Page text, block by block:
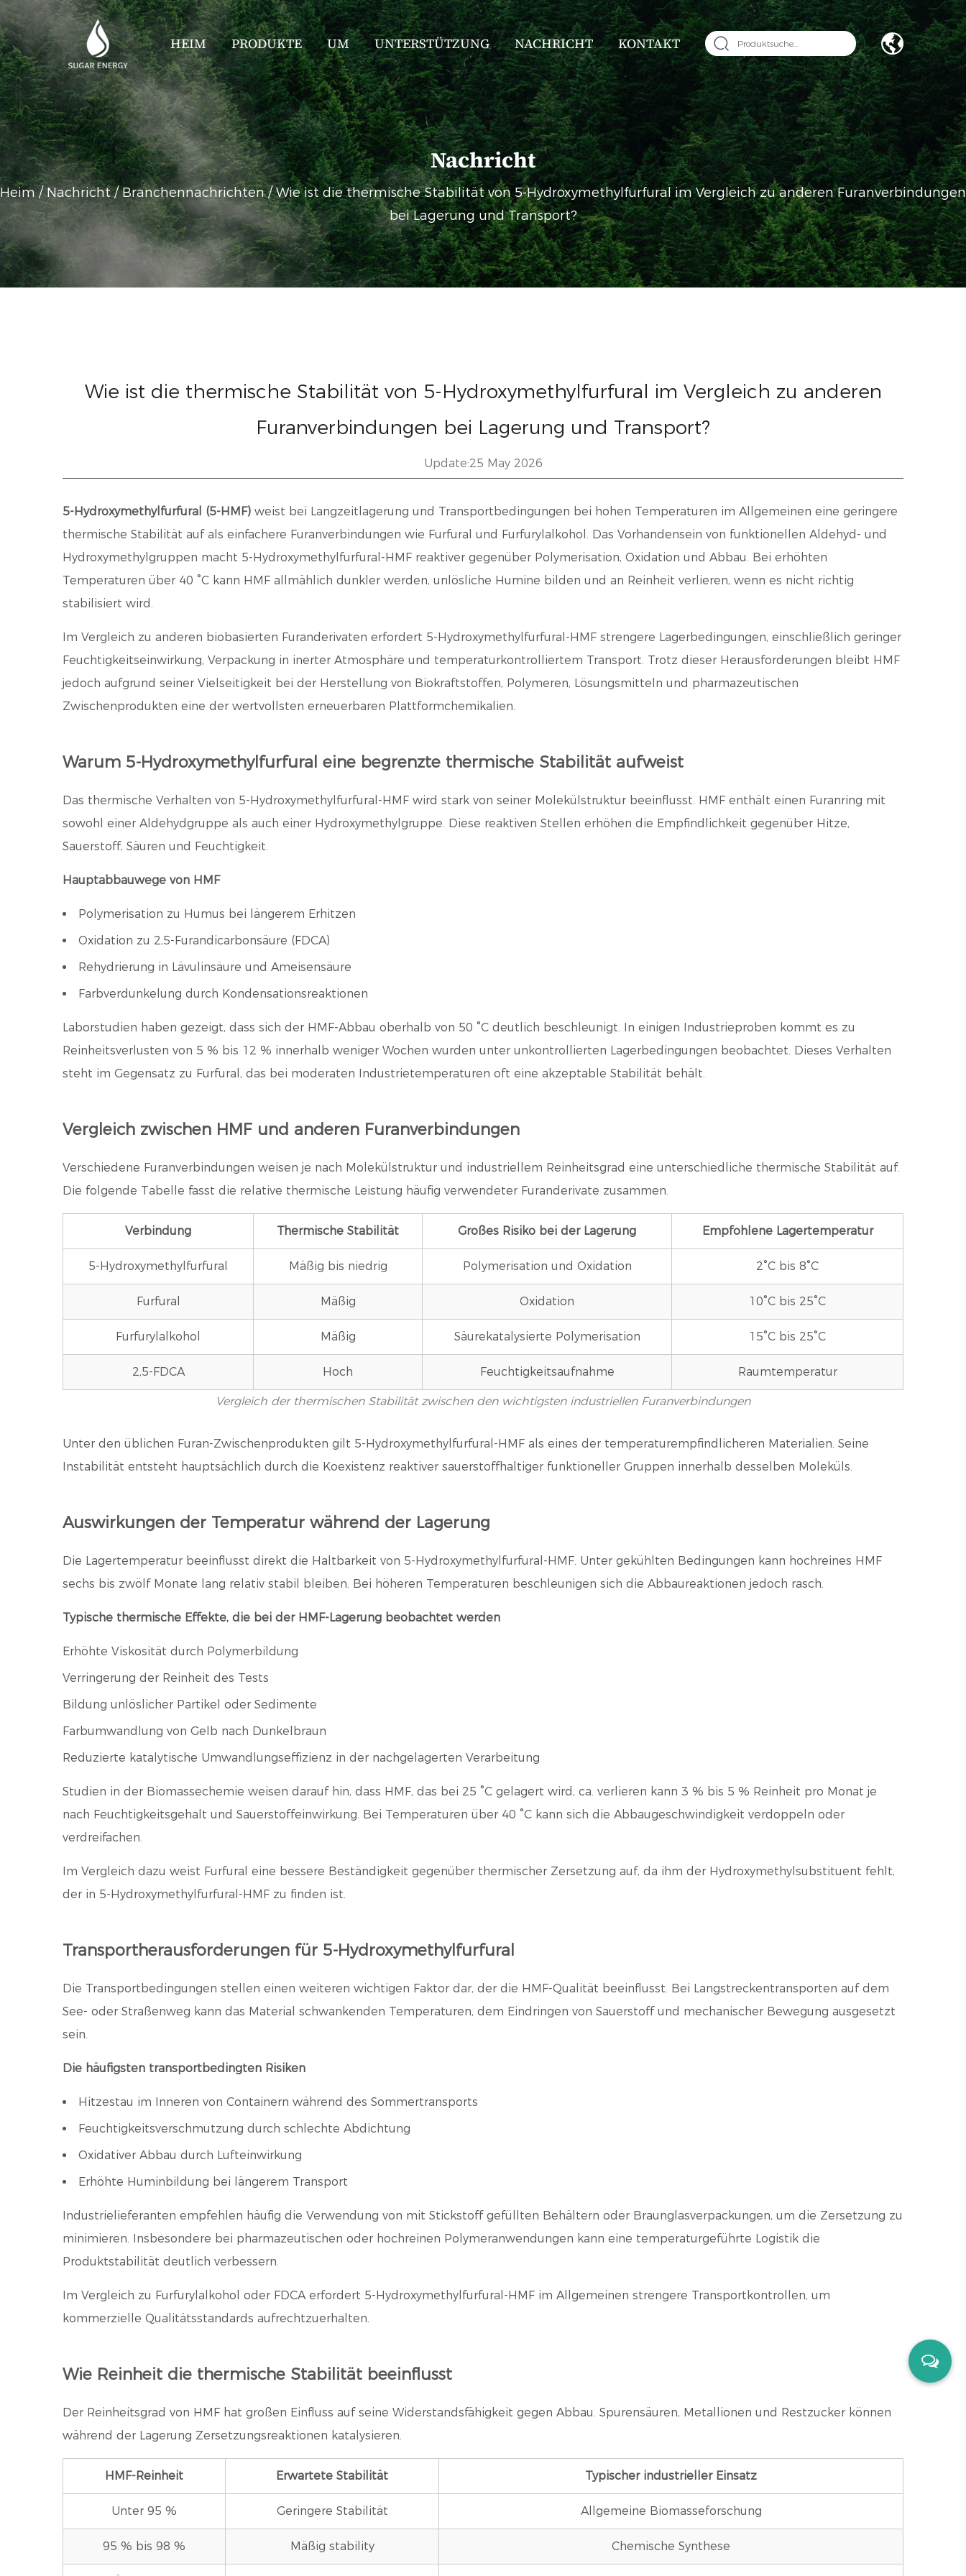
HEIM PRODUKTE UM UNTERSTÜTZUNG NACHRICHT KONTAKT
Nachricht
Heim /Nachricht/Branchennachrichten/Wie ist die thermische Stabilität von 5-Hydroxymethylfurfural im Vergleich zu anderen Furanverbindungen
bei Lagerung und Transport?
Wie ist die thermische Stabilität von 5-Hydroxymethylfurfural im Vergleich zu anderen
Furanverbindungen bei Lagerung und Transport?
Update:25 May 2026
5-Hydroxymethylfurfural (5-HMF) weist bei Langzeitlagerung und Transportbedingungen bei hohen Temperaturen im Allgemeinen eine geringere
thermische Stabilität auf als einfachere Furanverbindungen wie Furfural und Furfurylalkohol. Das Vorhandensein von funktionellen Aldehyd- und
Hydroxymethylgruppen macht 5-Hydroxymethylfurfural-HMF reaktiver gegenüber Polymerisation, Oxidation und Abbau. Bei erhöhten
Temperaturen über 40 °C kann HMF allmählich dunkler werden, unlösliche Humine bilden und an Reinheit verlieren, wenn es nicht richtig
stabilisiert wird.
Im Vergleich zu anderen biobasierten Furanderivaten erfordert 5-Hydroxymethylfurfural-HMF strengere Lagerbedingungen, einschließlich geringer
Feuchtigkeitseinwirkung, Verpackung in inerter Atmosphäre und temperaturkontrolliertem Transport. Trotz dieser Herausforderungen bleibt HMF
jedoch aufgrund seiner Vielseitigkeit bei der Herstellung von Biokraftstoffen, Polymeren, Lösungsmitteln und pharmazeutischen
Zwischenprodukten eine der wertvollsten erneuerbaren Plattformchemikalien.
Warum 5-Hydroxymethylfurfural eine begrenzte thermische Stabilität aufweist
Das thermische Verhalten von 5-Hydroxymethylfurfural-HMF wird stark von seiner Molekülstruktur beeinflusst. HMF enthält einen Furanring mit
sowohl einer Aldehydgruppe als auch einer Hydroxymethylgruppe. Diese reaktiven Stellen erhöhen die Empfindlichkeit gegenüber Hitze,
Sauerstoff, Säuren und Feuchtigkeit.
Hauptabbauwege von HMF
Polymerisation zu Humus bei längerem Erhitzen
Oxidation zu 2,5-Furandicarbonsäure (FDCA)
Rehydrierung in Lävulinsäure und Ameisensäure
Farbverdunkelung durch Kondensationsreaktionen
Laborstudien haben gezeigt, dass sich der HMF-Abbau oberhalb von 50 °C deutlich beschleunigt. In einigen Industrieproben kommt es zu
Reinheitsverlusten von 5 % bis 12 % innerhalb weniger Wochen wurden unter unkontrollierten Lagerbedingungen beobachtet. Dieses Verhalten
steht im Gegensatz zu Furfural, das bei moderaten Industrietemperaturen oft eine akzeptable Stabilität behält.
Vergleich zwischen HMF und anderen Furanverbindungen
Verschiedene Furanverbindungen weisen je nach Molekülstruktur und industriellem Reinheitsgrad eine unterschiedliche thermische Stabilität auf.
Die folgende Tabelle fasst die relative thermische Leistung häufig verwendeter Furanderivate zusammen.
Vergleich der thermischen Stabilität zwischen den wichtigsten industriellen Furanverbindungen
Verbindung Thermische Stabilität Großes Risiko bei der Lagerung Empfohlene Lagertemperatur
5-Hydroxymethylfurfural Mäßig bis niedrig Polymerisation und Oxidation 2°C bis 8°C
Furfural Mäßig Oxidation 10°C bis 25°C
Furfurylalkohol Mäßig Säurekatalysierte Polymerisation 15°C bis 25°C
2,5-FDCA Hoch Feuchtigkeitsaufnahme Raumtemperatur
Unter den üblichen Furan-Zwischenprodukten gilt 5-Hydroxymethylfurfural-HMF als eines der temperaturempfindlicheren Materialien. Seine
Instabilität entsteht hauptsächlich durch die Koexistenz reaktiver sauerstoffhaltiger funktioneller Gruppen innerhalb desselben Moleküls.
Auswirkungen der Temperatur während der Lagerung
Die Lagertemperatur beeinflusst direkt die Haltbarkeit von 5-Hydroxymethylfurfural-HMF. Unter gekühlten Bedingungen kann hochreines HMF
sechs bis zwölf Monate lang relativ stabil bleiben. Bei höheren Temperaturen beschleunigen sich die Abbaureaktionen jedoch rasch.
Typische thermische Effekte, die bei der HMF-Lagerung beobachtet werden
Erhöhte Viskosität durch Polymerbildung
Verringerung der Reinheit des Tests
Bildung unlöslicher Partikel oder Sedimente
Farbumwandlung von Gelb nach Dunkelbraun
Reduzierte katalytische Umwandlungseffizienz in der nachgelagerten Verarbeitung
Studien in der Biomassechemie weisen darauf hin, dass HMF, das bei 25 °C gelagert wird, ca. verlieren kann 3 % bis 5 % Reinheit pro Monat je
nach Feuchtigkeitsgehalt und Sauerstoffeinwirkung. Bei Temperaturen über 40 °C kann sich die Abbaugeschwindigkeit verdoppeln oder
verdreifachen.
Im Vergleich dazu weist Furfural eine bessere Beständigkeit gegenüber thermischer Zersetzung auf, da ihm der Hydroxymethylsubstituent fehlt,
der in 5-Hydroxymethylfurfural-HMF zu finden ist.
Transportherausforderungen für 5-Hydroxymethylfurfural
Die Transportbedingungen stellen einen weiteren wichtigen Faktor dar, der die HMF-Qualität beeinflusst. Bei Langstreckentransporten auf dem
See- oder Straßenweg kann das Material schwankenden Temperaturen, dem Eindringen von Sauerstoff und mechanischer Bewegung ausgesetzt
sein.
Die häufigsten transportbedingten Risiken
Hitzestau im Inneren von Containern während des Sommertransports
Feuchtigkeitsverschmutzung durch schlechte Abdichtung
Oxidativer Abbau durch Lufteinwirkung
Erhöhte Huminbildung bei längerem Transport
Industrielieferanten empfehlen häufig die Verwendung von mit Stickstoff gefüllten Behältern oder Braunglasverpackungen, um die Zersetzung zu
minimieren. Insbesondere bei pharmazeutischen oder hochreinen Polymeranwendungen kann eine temperaturgeführte Logistik die
Produktstabilität deutlich verbessern.
Im Vergleich zu Furfurylalkohol oder FDCA erfordert 5-Hydroxymethylfurfural-HMF im Allgemeinen strengere Transportkontrollen, um
kommerzielle Qualitätsstandards aufrechtzuerhalten.
Wie Reinheit die thermische Stabilität beeinflusst
Der Reinheitsgrad von HMF hat großen Einfluss auf seine Widerstandsfähigkeit gegen Abbau. Spurensäuren, Metallionen und Restzucker können
während der Lagerung Zersetzungsreaktionen katalysieren.
HMF-Reinheit Erwartete Stabilität Typischer industrieller Einsatz
Unter 95 % Geringere Stabilität Allgemeine Biomasseforschung
95 % bis 98 % Mäßig stability Chemische Synthese